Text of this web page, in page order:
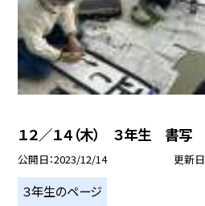
１２／１４（木） ３年生 書写
公開日 2023/12/14 更新日
３年生のページ